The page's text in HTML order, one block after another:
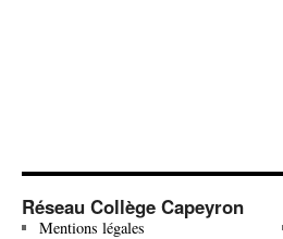
Réseau Collège Capeyron
Mentions légales